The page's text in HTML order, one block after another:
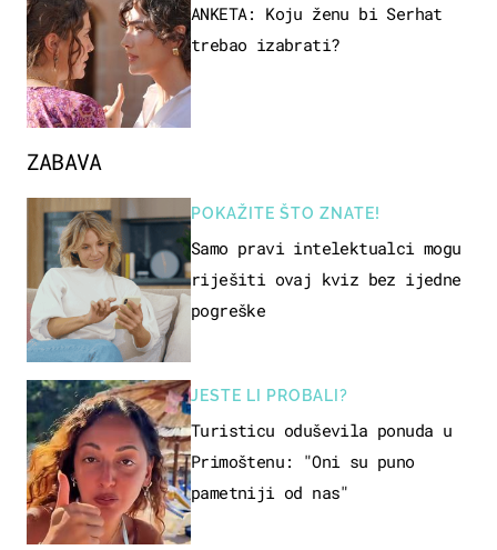
ZABAVA
POKAŽITE ŠTO ZNATE!
Samo pravi intelektualci mogu
riješiti ovaj kviz bez ijedne
pogreške
JESTE LI PROBALI?
Turisticu oduševila ponuda u
Primoštenu: "Oni su puno
pametniji od nas"
ANKETA: Koju ženu bi Serhat
trebao izabrati?